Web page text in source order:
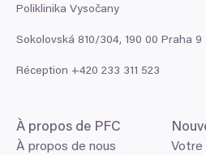
Poliklinika Vysočany
Sokolovská 810/304, 190 00 Praha 9
Réception +420 233 311 523
À propos de PFC
À propos de nous Votre